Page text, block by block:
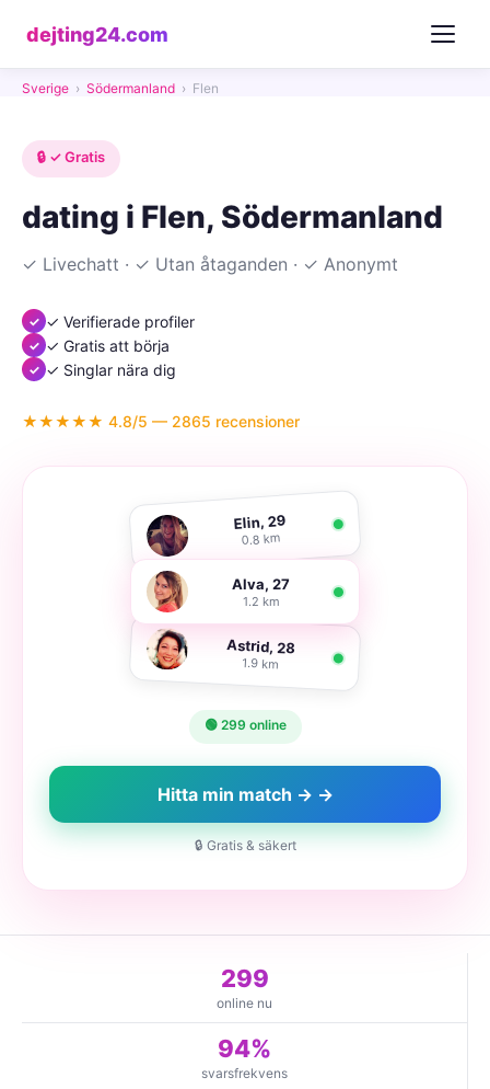
dejting24.com
Sverige › Södermanland › Flen
🔒 ✓ Gratis
dating i Flen, Södermanland
✓ Livechatt · ✓ Utan åtaganden · ✓ Anonymt
✓ Verifierade profiler
✓ Gratis att börja
✓ Singlar nära dig
★★★★★ 4.8/5 — 2865 recensioner
Elin, 29
0.8 km
Alva, 27
1.2 km
Astrid, 28
1.9 km
🟢 299 online
Hitta min match → →
🔒 Gratis & säkert
299
online nu
94%
svarsfrekvens